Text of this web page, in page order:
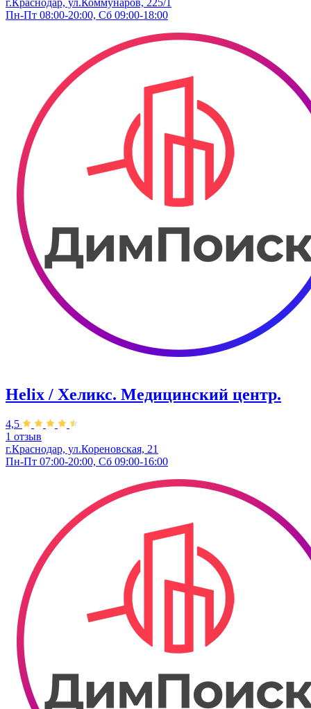
г.Краснодар, ул.Коммунаров, 225/1
Пн-Пт 08:00-20:00, Сб 09:00-18:00
Helix / Хеликс. Медицинский центр.
4,5
1 отзыв
г.Краснодар, ул.Кореновская, 21
Пн-Пт 07:00-20:00, Сб 09:00-16:00